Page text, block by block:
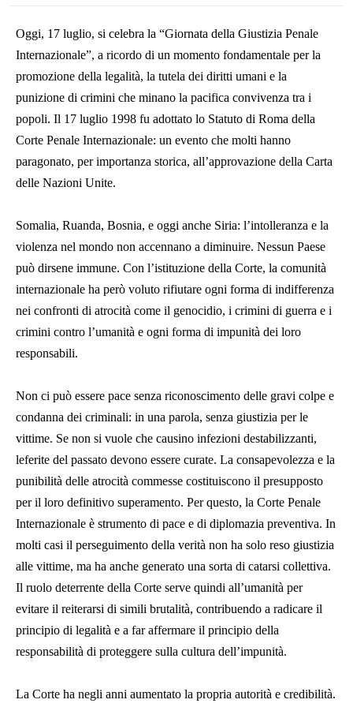
Oggi, 17 luglio, si celebra la “Giornata della Giustizia Penale
Internazionale”, a ricordo di un momento fondamentale per la
promozione della legalità, la tutela dei diritti umani e la
punizione di crimini che minano la pacifica convivenza tra i
popoli. Il 17 luglio 1998 fu adottato lo Statuto di Roma della
Corte Penale Internazionale: un evento che molti hanno
paragonato, per importanza storica, all’approvazione della Carta
delle Nazioni Unite.
Somalia, Ruanda, Bosnia, e oggi anche Siria: l’intolleranza e la
violenza nel mondo non accennano a diminuire. Nessun Paese
può dirsene immune. Con l’istituzione della Corte, la comunità
internazionale ha però voluto rifiutare ogni forma di indifferenza
nei confronti di atrocità come il genocidio, i crimini di guerra e i
crimini contro l’umanità e ogni forma di impunità dei loro
responsabili.
Non ci può essere pace senza riconoscimento delle gravi colpe e
condanna dei criminali: in una parola, senza giustizia per le
vittime. Se non si vuole che causino infezioni destabilizzanti,
leferite del passato devono essere curate. La consapevolezza e la
punibilità delle atrocità commesse costituiscono il presupposto
per il loro definitivo superamento. Per questo, la Corte Penale
Internazionale è strumento di pace e di diplomazia preventiva. In
molti casi il perseguimento della verità non ha solo reso giustizia
alle vittime, ma ha anche generato una sorta di catarsi collettiva.
Il ruolo deterrente della Corte serve quindi all’umanità per
evitare il reiterarsi di simili brutalità, contribuendo a radicare il
principio di legalità e a far affermare il principio della
responsabilità di proteggere sulla cultura dell’impunità.
La Corte ha negli anni aumentato la propria autorità e credibilità.